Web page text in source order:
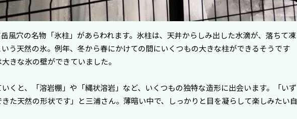
風穴の名物「氷柱」があらわれます。氷柱は、天井からしみ出した水滴が、落ちて凍
う天然の氷。例年、冬から春にかけての間にいくつもの大きな柱ができるそうです
きな氷の壁ができていました。
くと、「溶岩棚」や「縄状溶岩」など、いくつもの独特な造形に出会います。「いず
た天然の形状です」と三浦さん。薄暗い中で、しっかりと目を凝らして楽しみたい自